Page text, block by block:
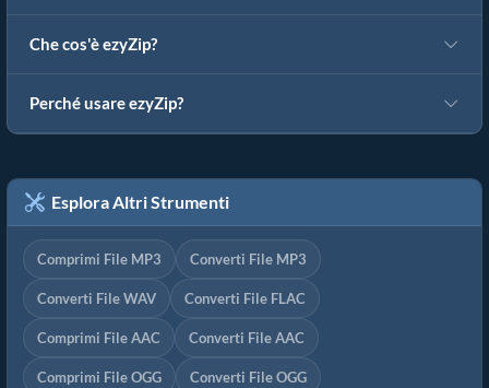
Che cos'è ezyZip?
Perché usare ezyZip?
Esplora Altri Strumenti
Comprimi File MP3 Converti File MP3
Converti File WAV Converti File FLAC
Comprimi File AAC Converti File AAC
Comprimi File OGG Converti File OGG